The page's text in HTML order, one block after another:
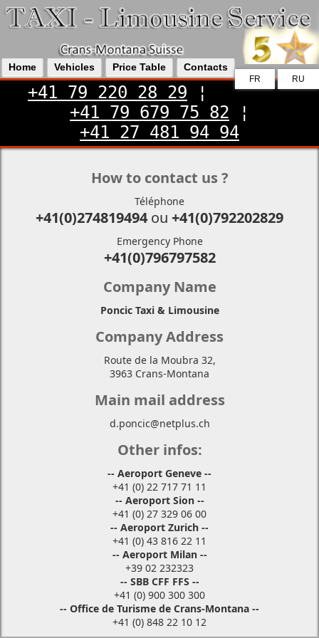
Home Vehicles Price Table Contacts
FR RU
+41 79 220 28 29
¦
+41 79 679 75 82
¦
+41 27 481 94 94
How to contact us ?
Téléphone
+41(0)274819494 ou +41(0)792202829
Emergency Phone
+41(0)796797582
Company Name
Poncic Taxi & Limousine
Company Address
Route de la Moubra 32,
3963 Crans-Montana
Main mail address
d.poncic@netplus.ch
Other infos:
-- Aeroport Geneve --
+41 (0) 22 717 71 11
-- Aeroport Sion --
+41 (0) 27 329 06 00
-- Aeroport Zurich --
+41 (0) 43 816 22 11
-- Aeroport Milan --
+39 02 232323
-- SBB CFF FFS --
+41 (0) 900 300 300
-- Office de Turisme de Crans-Montana --
+41 (0) 848 22 10 12